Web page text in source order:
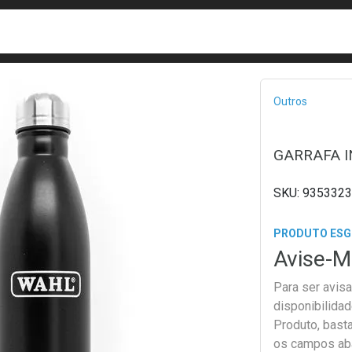
Outros
GARRAFA
PRODUTO
Avise-
Para ser
Produto,
os campos